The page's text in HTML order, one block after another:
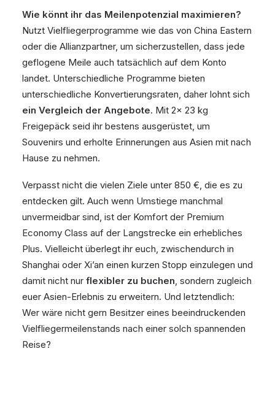
Wie könnt ihr das Meilenpotenzial maximieren?
Nutzt Vielfliegerprogramme wie das von China Eastern
oder die Allianzpartner, um sicherzustellen, dass jede
geflogene Meile auch tatsächlich auf dem Konto
landet. Unterschiedliche Programme bieten
unterschiedliche Konvertierungsraten, daher lohnt sich
ein Vergleich der Angebote. Mit 2x 23 kg
Freigepäck seid ihr bestens ausgerüstet, um
Souvenirs und erholte Erinnerungen aus Asien mit nach
Hause zu nehmen.
Verpasst nicht die vielen Ziele unter 850 €, die es zu
entdecken gilt. Auch wenn Umstiege manchmal
unvermeidbar sind, ist der Komfort der Premium
Economy Class auf der Langstrecke ein erhebliches
Plus. Vielleicht überlegt ihr euch, zwischendurch in
Shanghai oder Xi’an einen kurzen Stopp einzulegen und
damit nicht nur flexibler zu buchen, sondern zugleich
euer Asien-Erlebnis zu erweitern. Und letztendlich:
Wer wäre nicht gern Besitzer eines beeindruckenden
Vielfliegermeilenstands nach einer solch spannenden
Reise?